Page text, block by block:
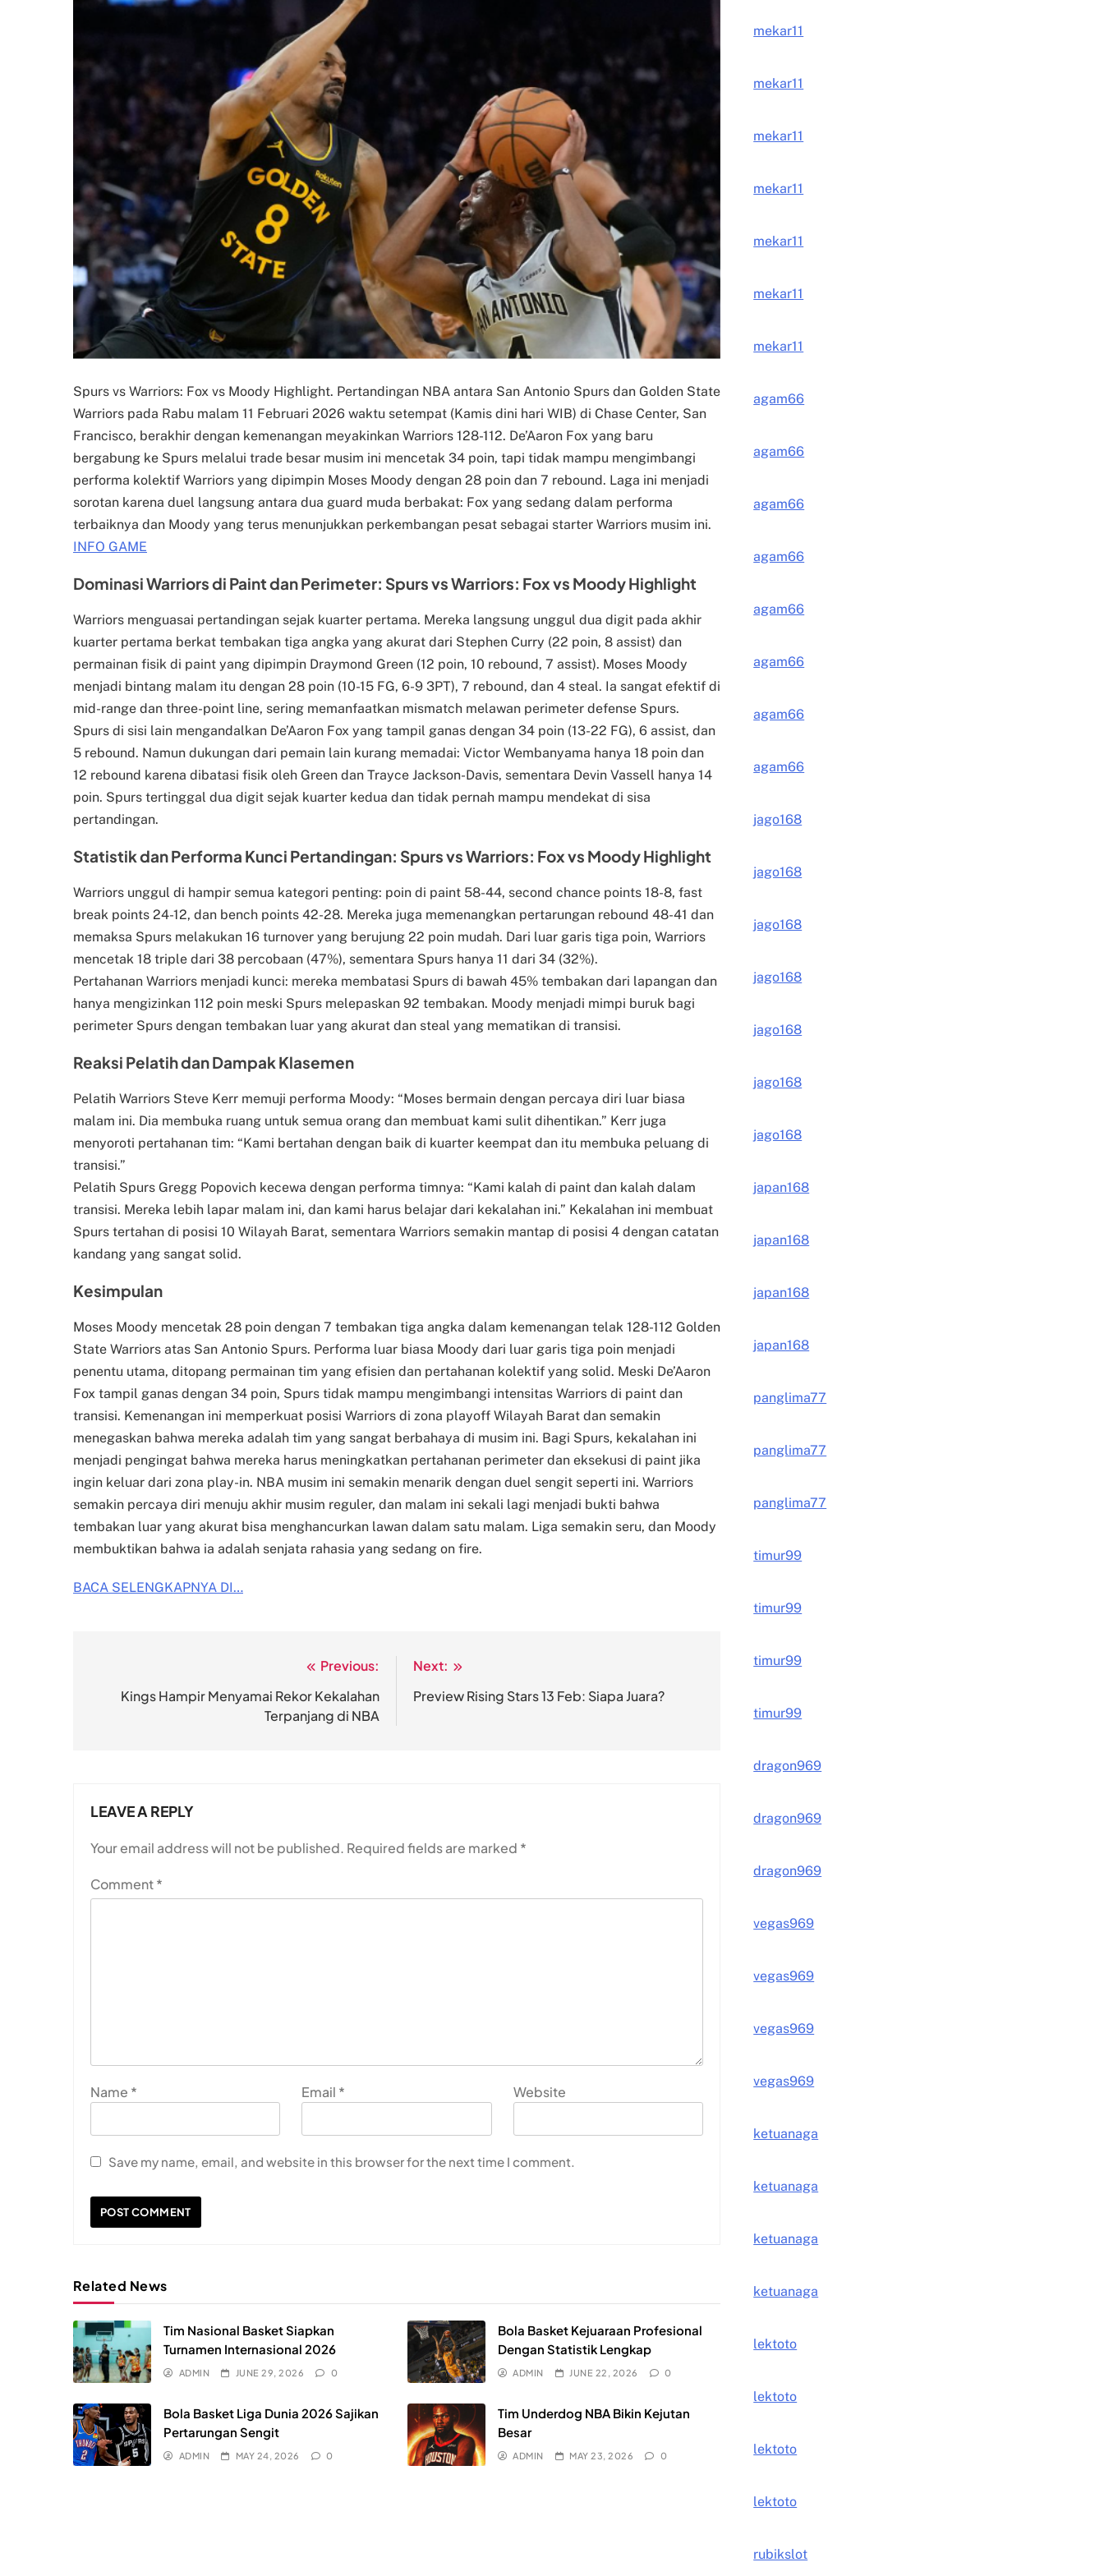
Spurs vs Warriors: Fox vs Moody Highlight. Pertandingan NBA antara San Antonio Spurs dan Golden State
Warriors pada Rabu malam 11 Februari 2026 waktu setempat (Kamis dini hari WIB) di Chase Center, San
Francisco, berakhir dengan kemenangan meyakinkan Warriors 128-112. De’Aaron Fox yang baru
bergabung ke Spurs melalui trade besar musim ini mencetak 34 poin, tapi tidak mampu mengimbangi
performa kolektif Warriors yang dipimpin Moses Moody dengan 28 poin dan 7 rebound. Laga ini menjadi
sorotan karena duel langsung antara dua guard muda berbakat: Fox yang sedang dalam performa
terbaiknya dan Moody yang terus menunjukkan perkembangan pesat sebagai starter Warriors musim ini.
INFO GAME
Dominasi Warriors di Paint dan Perimeter: Spurs vs Warriors: Fox vs Moody Highlight
Warriors menguasai pertandingan sejak kuarter pertama. Mereka langsung unggul dua digit pada akhir
kuarter pertama berkat tembakan tiga angka yang akurat dari Stephen Curry (22 poin, 8 assist) dan
permainan fisik di paint yang dipimpin Draymond Green (12 poin, 10 rebound, 7 assist). Moses Moody
menjadi bintang malam itu dengan 28 poin (10-15 FG, 6-9 3PT), 7 rebound, dan 4 steal. Ia sangat efektif di
mid-range dan three-point line, sering memanfaatkan mismatch melawan perimeter defense Spurs.
Spurs di sisi lain mengandalkan De’Aaron Fox yang tampil ganas dengan 34 poin (13-22 FG), 6 assist, dan
5 rebound. Namun dukungan dari pemain lain kurang memadai: Victor Wembanyama hanya 18 poin dan
12 rebound karena dibatasi fisik oleh Green dan Trayce Jackson-Davis, sementara Devin Vassell hanya 14
poin. Spurs tertinggal dua digit sejak kuarter kedua dan tidak pernah mampu mendekat di sisa
pertandingan.
Statistik dan Performa Kunci Pertandingan: Spurs vs Warriors: Fox vs Moody Highlight
Warriors unggul di hampir semua kategori penting: poin di paint 58-44, second chance points 18-8, fast
break points 24-12, dan bench points 42-28. Mereka juga memenangkan pertarungan rebound 48-41 dan
memaksa Spurs melakukan 16 turnover yang berujung 22 poin mudah. Dari luar garis tiga poin, Warriors
mencetak 18 triple dari 38 percobaan (47%), sementara Spurs hanya 11 dari 34 (32%).
Pertahanan Warriors menjadi kunci: mereka membatasi Spurs di bawah 45% tembakan dari lapangan dan
hanya mengizinkan 112 poin meski Spurs melepaskan 92 tembakan. Moody menjadi mimpi buruk bagi
perimeter Spurs dengan tembakan luar yang akurat dan steal yang mematikan di transisi.
Reaksi Pelatih dan Dampak Klasemen
Pelatih Warriors Steve Kerr memuji performa Moody: “Moses bermain dengan percaya diri luar biasa
malam ini. Dia membuka ruang untuk semua orang dan membuat kami sulit dihentikan.” Kerr juga
menyoroti pertahanan tim: “Kami bertahan dengan baik di kuarter keempat dan itu membuka peluang di
transisi.”
Pelatih Spurs Gregg Popovich kecewa dengan performa timnya: “Kami kalah di paint dan kalah dalam
transisi. Mereka lebih lapar malam ini, dan kami harus belajar dari kekalahan ini.” Kekalahan ini membuat
Spurs tertahan di posisi 10 Wilayah Barat, sementara Warriors semakin mantap di posisi 4 dengan catatan
kandang yang sangat solid.
Kesimpulan
Moses Moody mencetak 28 poin dengan 7 tembakan tiga angka dalam kemenangan telak 128-112 Golden
State Warriors atas San Antonio Spurs. Performa luar biasa Moody dari luar garis tiga poin menjadi
penentu utama, ditopang permainan tim yang efisien dan pertahanan kolektif yang solid. Meski De’Aaron
Fox tampil ganas dengan 34 poin, Spurs tidak mampu mengimbangi intensitas Warriors di paint dan
transisi. Kemenangan ini memperkuat posisi Warriors di zona playoff Wilayah Barat dan semakin
menegaskan bahwa mereka adalah tim yang sangat berbahaya di musim ini. Bagi Spurs, kekalahan ini
menjadi pengingat bahwa mereka harus meningkatkan pertahanan perimeter dan eksekusi di paint jika
ingin keluar dari zona play-in. NBA musim ini semakin menarik dengan duel sengit seperti ini. Warriors
semakin percaya diri menuju akhir musim reguler, dan malam ini sekali lagi menjadi bukti bahwa
tembakan luar yang akurat bisa menghancurkan lawan dalam satu malam. Liga semakin seru, dan Moody
membuktikan bahwa ia adalah senjata rahasia yang sedang on fire.
BACA SELENGKAPNYA DI…
navigation
Previous:
Kings Hampir Menyamai Rekor Kekalahan
Terpanjang di NBA
Next:
Preview Rising Stars 13 Feb: Siapa Juara?
LEAVE A REPLY
Your email address will not be published. Required fields are marked *
Comment*
Name * Email * Website
Save my name, email, and website in this browser for the next time I comment.
Related News
Tim Nasional Basket Siapkan
Turnamen Internasional 2026
ADMIN JUNE 29, 2026 0
Bola Basket Kejuaraan Profesional
Dengan Statistik Lengkap
ADMIN JUNE 22, 2026 0
Bola Basket Liga Dunia 2026 Sajikan
Pertarungan Sengit
ADMIN MAY 24, 2026 0
Tim Underdog NBA Bikin Kejutan
Besar
ADMIN MAY 23, 2026 0
mekar11
mekar11
mekar11
mekar11
mekar11
mekar11
mekar11
agam66
agam66
agam66
agam66
agam66
agam66
agam66
agam66
jago168
jago168
jago168
jago168
jago168
jago168
jago168
japan168
japan168
japan168
japan168
panglima77
panglima77
panglima77
timur99
timur99
timur99
timur99
dragon969
dragon969
dragon969
vegas969
vegas969
vegas969
vegas969
ketuanaga
ketuanaga
ketuanaga
ketuanaga
lektoto
lektoto
lektoto
lektoto
rubikslot